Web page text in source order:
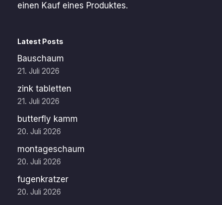
einen Kauf eines Produktes.
Latest Posts
Bauschaum
21. Juli 2026
zink tabletten
21. Juli 2026
butterfly kamm
20. Juli 2026
montageschaum
20. Juli 2026
fugenkratzer
20. Juli 2026